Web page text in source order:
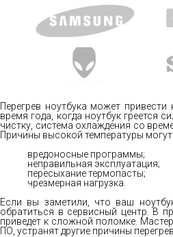
Перегрев ноутбука может
время года, когда ноутбук греется
чистку, система охлаждения со
Причины высокой температуры могут
вредоносные программы;
неправильная эксплуатация;
пересыхание термопасты;
чрезмерная нагрузка.
Если вы заметили, что ваш
обратиться в сервисный центр. В
приведет к сложной поломке.
ПО, устранят другие причины